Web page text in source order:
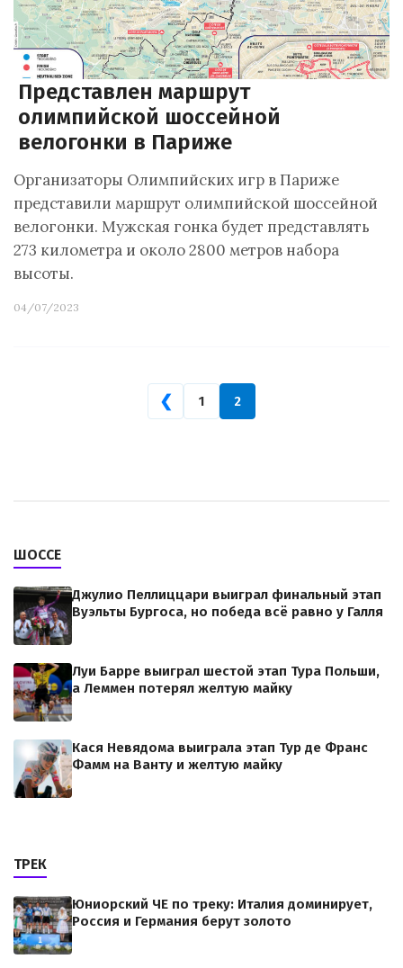
Представлен маршрут
олимпийской шоссейной
велогонки в Париже
Организаторы Олимпийских игр в Париже
представили маршрут олимпийской шоссейной
велогонки. Мужская гонка будет представлять
273 километра и около 2800 метров набора
высоты.
04/07/2023
❮ 1 2
ШОССЕ
Джулио Пеллиццари выиграл финальный этап
Вуэльты Бургоса, но победа всё равно у Галля
Луи Барре выиграл шестой этап Тура Польши,
а Леммен потерял желтую майку
Кася Невядома выиграла этап Тур де Франс
Фамм на Ванту и желтую майку
ТРЕК
Юниорский ЧЕ по треку: Италия доминирует,
Россия и Германия берут золото